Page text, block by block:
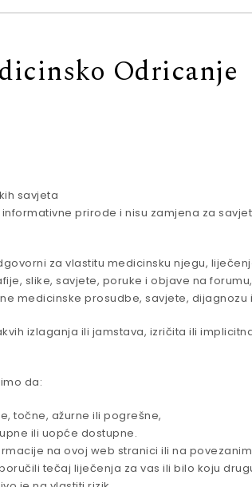
Odricanje
savjeta
prirode i nisu zamjena za
za vlastitu medicinsku njegu,
savjete, poruke i objave na forumu,
medicinske prosudbe, savjete, dijagnozu
izlaganja ili jamstava, izričita ili
da:
točne, ažurne ili pogrešne,
ili uopće dostupne.
na ovoj web stranici ili na
tečaj liječenja za vas ili bilo koju